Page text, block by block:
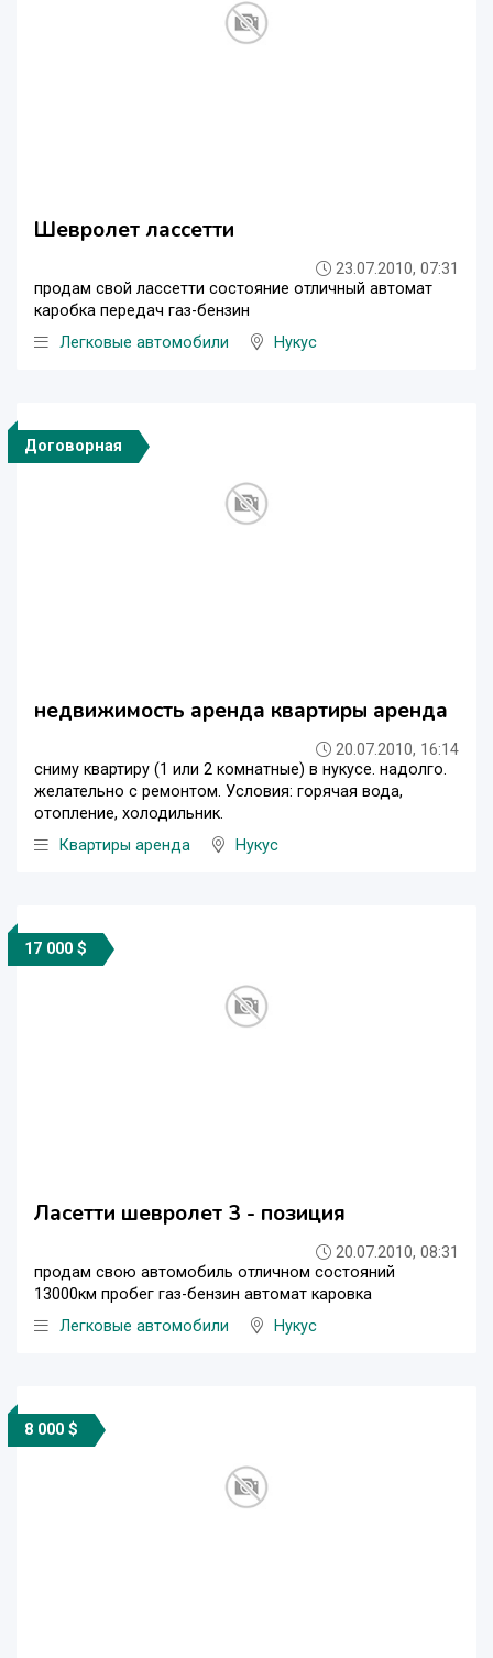
Шевролет лассетти
23.07.2010, 07:31
продам свой лассетти состояние отличный автомат
каробка передач газ-бензин
Легковые автомобили
Нукус
Договорная
недвижимость аренда квартиры аренда
20.07.2010, 16:14
сниму квартиру (1 или 2 комнатные) в нукусе. надолго.
желательно с ремонтом. Условия: горячая вода,
отопление, холодильник.
Квартиры аренда
Нукус
17 000 $
Ласетти шевролет 3 - позиция
20.07.2010, 08:31
продам свою автомобиль отличном состояний
13000км пробег газ-бензин автомат каровка
Легковые автомобили
Нукус
8 000 $